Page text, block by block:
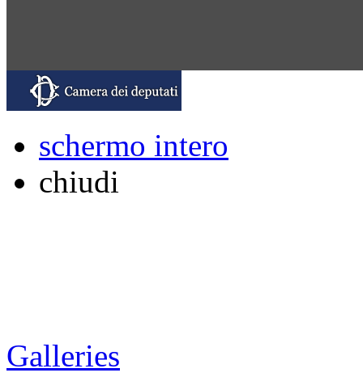
schermo intero
chiudi
Galleries